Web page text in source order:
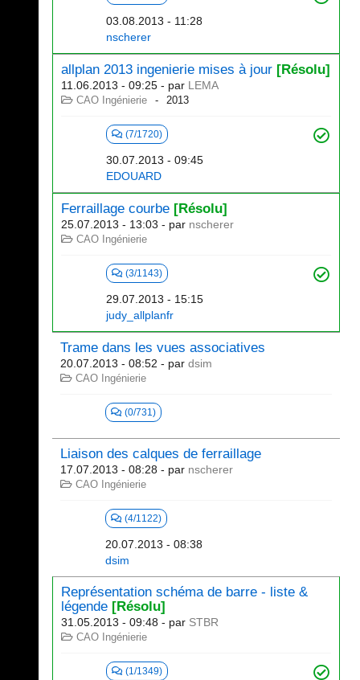
03.08.2013 - 11:28
nscherer
allplan 2013 ingenierie mises à jour [Résolu]
11.06.2013 - 09:25 - par LEMA
CAO Ingénierie 2013
(7/1720)
30.07.2013 - 09:45
EDOUARD
Ferraillage courbe [Résolu]
25.07.2013 - 13:03 - par nscherer
CAO Ingénierie
(3/1143)
29.07.2013 - 15:15
judy_allplanfr
Trame dans les vues associatives
20.07.2013 - 08:52 - par dsim
CAO Ingénierie
(0/731)
Liaison des calques de ferraillage
17.07.2013 - 08:28 - par nscherer
CAO Ingénierie
(4/1122)
20.07.2013 - 08:38
dsim
Représentation schéma de barre - liste &
légende [Résolu]
31.05.2013 - 09:48 - par STBR
CAO Ingénierie
(1/1349)